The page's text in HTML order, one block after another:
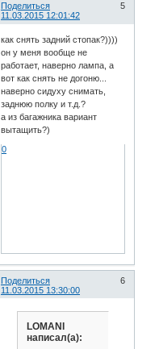
Поделиться
5
11.03.2015 12:01:42
как снять задний стопак?))))
он у меня вообще не
работает, наверно лампа, а
вот как снять не догоню...
наверно сидуху снимать,
заднюю полку и т.д.?
а из багажника вариант
вытащить?)
0
Поделиться
6
11.03.2015 13:30:00
LOMANI
написал(а):